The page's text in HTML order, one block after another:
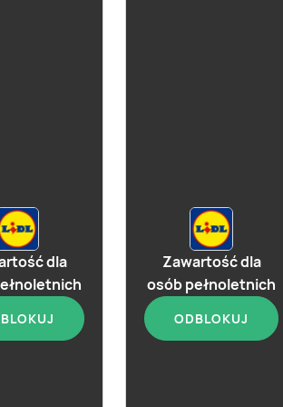
dla
aktualna
Label
Zawartość dla
osób pełnoletnich
ODBLOKUJ
aktualna
Whisky Paprocky
Single Malt